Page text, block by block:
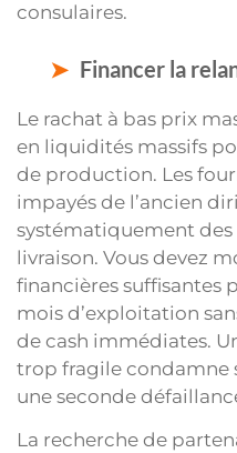
consulaires.
Financer la
Le rachat à bas prix
en liquidités massifs
de production. Les
impayés de l’ancien
systématiquement
livraison. Vous devez
financières suffisantes
mois d’exploitation
de cash immédiates.
trop fragile condamne
une seconde
La recherche de